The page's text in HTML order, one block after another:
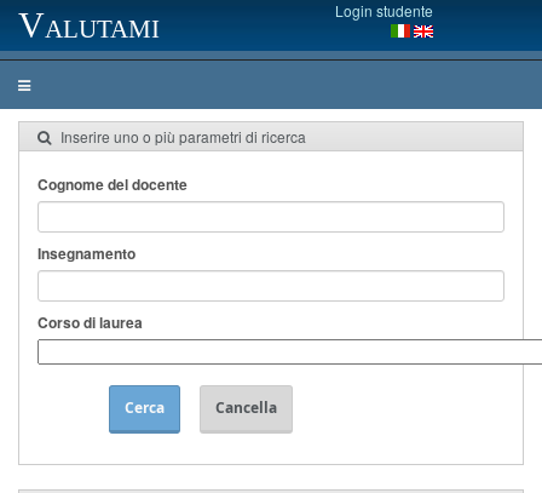
Valutami Login studente
Inserire uno o più parametri di ricerca
Cognome del docente
Insegnamento
Corso di laurea
Cerca Cancella